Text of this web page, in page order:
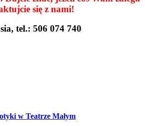
się z nami!
tel.: 506 074 740
w Teatrze Małym